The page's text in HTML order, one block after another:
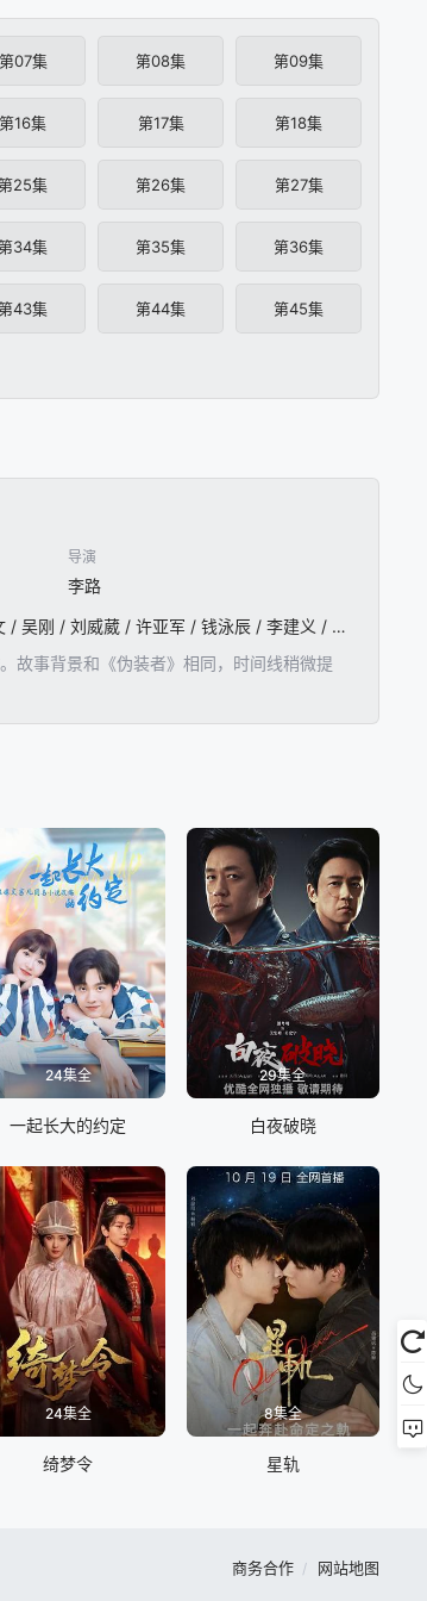
第07集 第08集 第09集
第16集 第17集 第18集
25集 第26集 第27集
34集 第35集 第36集
43集 第44集 第45集
导演
李路
秦俊杰 / 徐璐 / 陆毅 / 胡海锋 / 张芷溪 / 朱刚日尧 / 莫小奇 / 孙佺 / 丁勇岱 / 丁海峰 / 吴秀波 / 吴越 / 胡静 / 李乃文 / 吴刚 / 刘威葳 / 许亚军 / 钱泳辰 / 李建义 / 张凯丽 / 冯雷 / 高露 / 许文广 / 岳红 / 张可盈 / 赵樱子 / 谭凯 / 孙添垚
故事背景和《伪装者》相同，时间线稍微提
24集全
一起长大的约定
29集全
白夜破晓
24集全
绮梦令
8集全
星轨
商务合作 网站地图